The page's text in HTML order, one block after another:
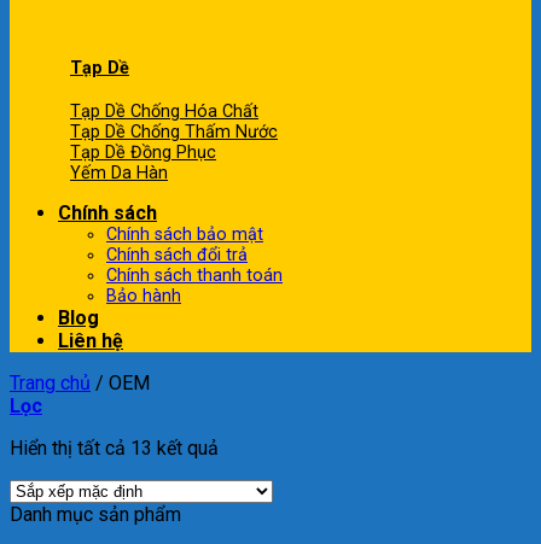
Tạp Dề
Tạp Dề Chống Hóa Chất
Tạp Dề Chống Thấm Nước
Tạp Dề Đồng Phục
Yếm Da Hàn
Chính sách
Chính sách bảo mật
Chính sách đổi trả
Chính sách thanh toán
Bảo hành
Blog
Liên hệ
Trang chủ / OEM
Lọc
Hiển thị tất cả 13 kết quả
Danh mục sản phẩm